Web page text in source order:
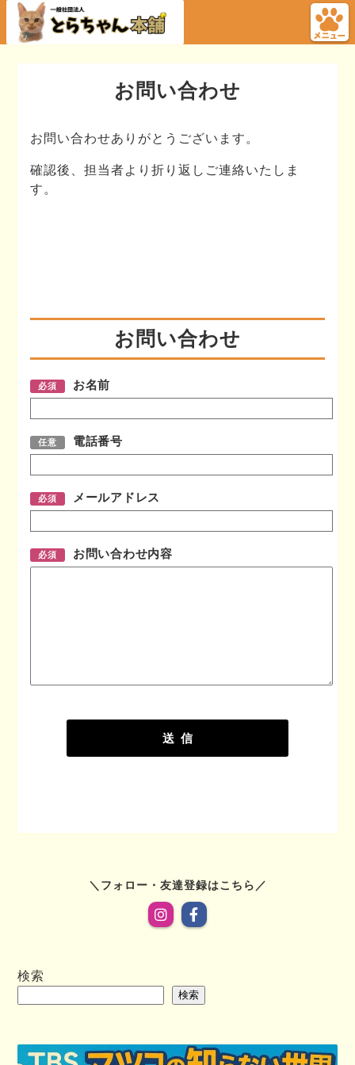
お問い合わせ
お問い合わせありがとうございます。
確認後、担当者より折り返しご連絡いたしま
す。
お問い合わせ
必須 お名前
任意 電話番号
必須 メールアドレス
必須 お問い合わせ内容
フォロー・友達登録はこちら
検索
検索